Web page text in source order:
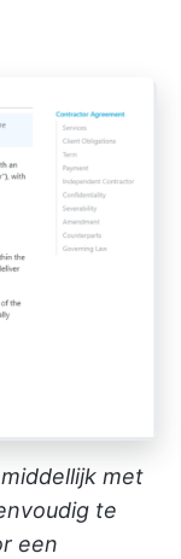
met
te
een